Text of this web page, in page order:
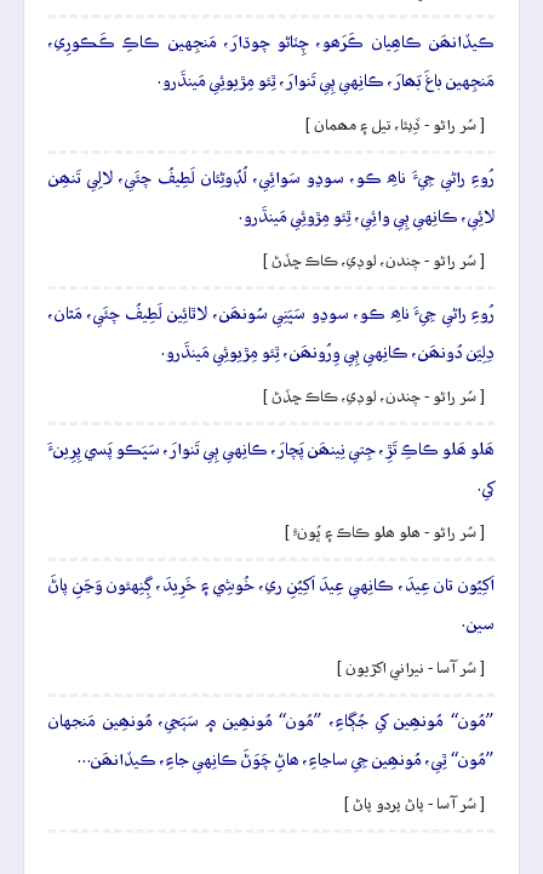
ڪيڏانھَن ڪاھِيان ڪَرَھو، چِٽاڻو چوڌارَ، مَنجِهين ڪاڪِ ڪَڪورِي،
مَنجِهين باغَ بَھارَ، ڪانِهي ٻِي تَنوارَ، ٿِئو مِڙيوئِي مَينڌَرو.
[ سُر راڻو - ڏِيئا، تيل ۽ مھمان ]
رُوءِ راڻي جِيءَ ناھِ ڪو، سوڍو سَوائِي، لُڊُوڻِئان لَطِيفُ چئَي، لالِي تَنھِن
لائِي، ڪانِهي ٻِي وائِي، ٿِئو مِڙوئِي مَينڌَرو.
[ سُر راڻو - چندن، لوڊي، ڪاڪ ڇڏڻ ]
رُوءِ راڻي جِيءَ ناھِ ڪو، سوڍو سَڀَنِي سُونھَن، لاٿائِين لَطِيفُ چئَي، مَٿان،
دِلِيَن دُونھَن، ڪانِهي ٻِي وِرُونھَن، ٿِئو مِڙيوئِي مَينڌَرو.
[ سُر راڻو - چندن، لوڊي، ڪاڪ ڇڏڻ ]
ھَلو ھَلو ڪاڪِ تَڙِ، جِتي نِينھَن پَچارَ، ڪانِهي ٻِي تَنوارَ، سَڀَڪو پَسي پِرِينءَ
کي.
[ سُر راڻو - ھلو ھلو ڪاڪ ۽ ڀُونءِ ]
اَکِيُون تان عِيدَ، ڪانِهي عِيدَ اَکِيُنِ ري، خُوشِي ۽ خَرِيدَ، ڳِنِهئون وَڃَنِ پاڻَ
سين.
[ سُر آسا - نيراني اکڙيون ]
”مُون“ مُونھِين کي جُڳاءِ، ”مُون“ مُونھِين ۾ سَپَجي، مُونھِين مَنجهان
”مُون“ ٿِي، مُونھِين جِي ساڃاءِ، ھاڻِ چَوَڻَ ڪانِهي جاءِ، ڪيڏانھَن…
[ سُر آسا - پاڻ پردو پاڻ ]